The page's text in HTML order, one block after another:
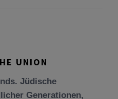
UNION
Generationen,